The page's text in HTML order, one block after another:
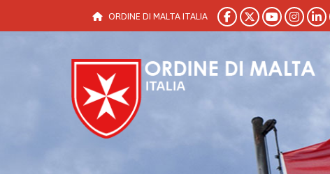
ORDINE DI MALTA ITALIA